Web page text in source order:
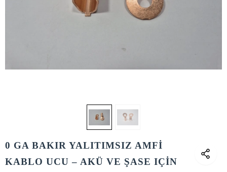
0 GA BAKIR YALITIMSIZ AMFİ
KABLO UCU – AKÜ VE ŞASE IÇİN